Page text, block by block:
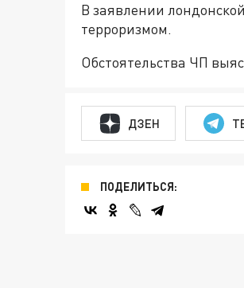
В заявлении
терроризмом.
Обстоятельства ЧП
ДЗЕН
ПОДЕЛИТЬСЯ: